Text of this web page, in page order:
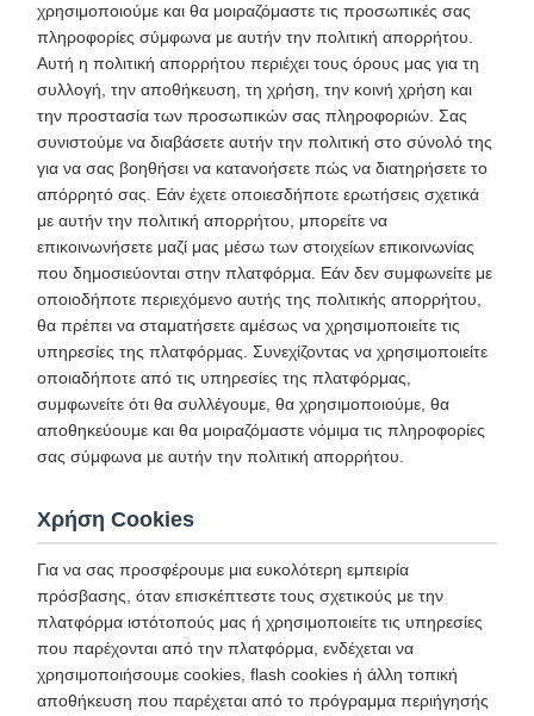
χρησιμοποιούμε και θα μοιραζόμαστε τις προσωπικές σας
πληροφορίες σύμφωνα με αυτήν την πολιτική απορρήτου.
Αυτή η πολιτική απορρήτου περιέχει τους όρους μας για τη
συλλογή, την αποθήκευση, τη χρήση, την κοινή χρήση και
την προστασία των προσωπικών σας πληροφοριών. Σας
συνιστούμε να διαβάσετε αυτήν την πολιτική στο σύνολό της
για να σας βοηθήσει να κατανοήσετε πώς να διατηρήσετε το
απόρρητό σας. Εάν έχετε οποιεσδήποτε ερωτήσεις σχετικά
με αυτήν την πολιτική απορρήτου, μπορείτε να
επικοινωνήσετε μαζί μας μέσω των στοιχείων επικοινωνίας
που δημοσιεύονται στην πλατφόρμα. Εάν δεν συμφωνείτε με
οποιοδήποτε περιεχόμενο αυτής της πολιτικής απορρήτου,
θα πρέπει να σταματήσετε αμέσως να χρησιμοποιείτε τις
υπηρεσίες της πλατφόρμας. Συνεχίζοντας να χρησιμοποιείτε
οποιαδήποτε από τις υπηρεσίες της πλατφόρμας,
συμφωνείτε ότι θα συλλέγουμε, θα χρησιμοποιούμε, θα
αποθηκεύουμε και θα μοιραζόμαστε νόμιμα τις πληροφορίες
σας σύμφωνα με αυτήν την πολιτική απορρήτου.
Χρήση Cookies
Για να σας προσφέρουμε μια ευκολότερη εμπειρία
πρόσβασης, όταν επισκέπτεστε τους σχετικούς με την
πλατφόρμα ιστότοπούς μας ή χρησιμοποιείτε τις υπηρεσίες
που παρέχονται από την πλατφόρμα, ενδέχεται να
χρησιμοποιήσουμε cookies, flash cookies ή άλλη τοπική
αποθήκευση που παρέχεται από το πρόγραμμα περιήγησής